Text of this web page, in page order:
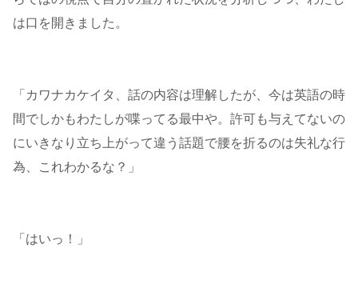
は口を開きました。
「カワナカケイタ、話の内容は理解したが、今は英語の時
間でしかもわたしが喋ってる最中や。許可も与えてないの
にいきなり立ち上がって違う話題で腰を折るのは失礼な行
為、これわかるな？」
「はいっ！」